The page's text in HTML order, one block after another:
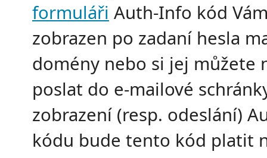
formuláři Auth-Info kód
zobrazen po zadaní hesla
domény nebo si jej můžete
poslat do e-mailové
zobrazení (resp. odeslání)
kódu bude tento kód platit